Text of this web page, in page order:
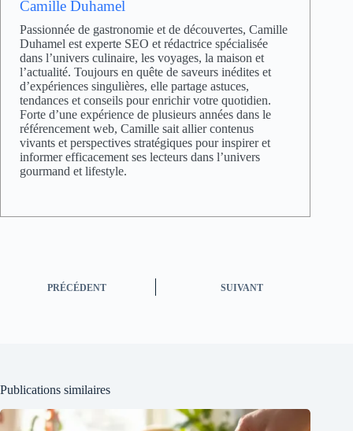
Camille Duhamel
Passionnée de gastronomie et de découvertes, Camille
Duhamel est experte SEO et rédactrice spécialisée
dans l’univers culinaire, les voyages, la maison et
l’actualité. Toujours en quête de saveurs inédites et
d’expériences singulières, elle partage astuces,
tendances et conseils pour enrichir votre quotidien.
Forte d’une expérience de plusieurs années dans le
référencement web, Camille sait allier contenus
vivants et perspectives stratégiques pour inspirer et
informer efficacement ses lecteurs dans l’univers
gourmand et lifestyle.
PRÉCÉDENT SUIVANT
Publications similaires